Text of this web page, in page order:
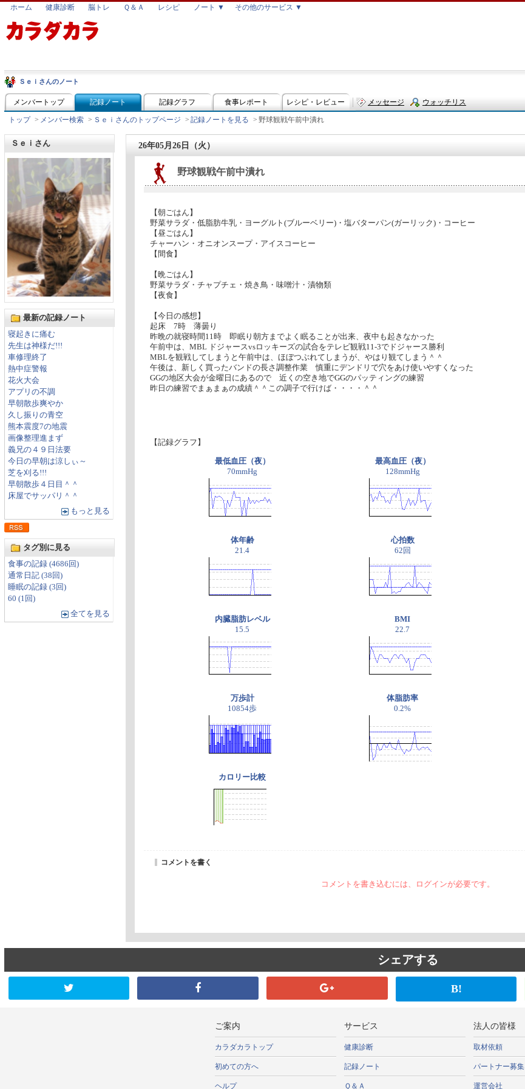
ホーム 健康診断 脳トレ Ｑ＆Ａ レシピ ノート ▼ その他のサービス ▼
Ｓｅｉさんのノート
メンバートップ 記録ノート 記録グラフ 食事レポート レシピ・レビュー メッセージ ウォッチリス
トップ > メンバー検索 > Ｓｅｉさんのトップページ > 記録ノートを見る > 野球観戦午前中潰れ
Ｓｅｉさん
最新の記録ノート
寝起きに痛む
先生は神様だ!!!
車修理終了
熱中症警報
花火大会
アプリの不調
早朝散歩爽やか
久し振りの青空
熊本震度7の地震
画像整理進まず
義兄の４９日法要
今日の早朝は涼しぃ～
芝を刈る!!!
早朝散歩４日目＾＾
床屋でサッパリ＾＾
もっと見る
タグ別に見る
食事の記録 (4686回)
通常日記 (38回)
睡眠の記録 (3回)
60 (1回)
全てを見る
26年05月26日（火）
野球観戦午前中潰れ
【朝ごはん】
野菜サラダ・低脂肪牛乳・ヨーグルト(ブルーベリー)・塩バターパン(ガーリック)・コーヒー
【昼ごはん】
チャーハン・オニオンスープ・アイスコーヒー
【間食】
【晩ごはん】
野菜サラダ・チャプチェ・焼き鳥・味噌汁・漬物類
【夜食】
【今日の感想】
起床 7時 薄曇り
昨晩の就寝時間11時 即眠り朝方までよく眠ることが出来、夜中も起きなかった
午前中は、MBL ドジャースvsロッキーズの試合をテレビ観戦11-3でドジャース勝利
MBLを観戦してしまうと午前中は、ほぼつぶれてしまうが、やはり観てしまう＾＾
午後は、新しく買ったバンドの長さ調整作業 慎重にデンドリで穴をあけ使いやすくなった
GGの地区大会が金曜日にあるので 近くの空き地でGGのパッティングの練習
昨日の練習でまぁまぁの成績＾＾この調子で行けば・・・・＾＾
【記録グラフ】
最低血圧（夜）
70mmHg
最高血圧（夜）
128mmHg
体年齢
21.4
心拍数
62回
内臓脂肪レベル
15.5
BMI
22.7
万歩計
10854歩
体脂肪率
0.2%
カロリー比較
コメントを書く
コメントを書き込むには、ログインが必要です。
シェアする
B!
ご案内
カラダカラトップ
初めての方へ
ヘルプ
サービス
健康診断
記録ノート
Ｑ＆Ａ
法人の皆様
取材依頼
パートナー募集
運営会社